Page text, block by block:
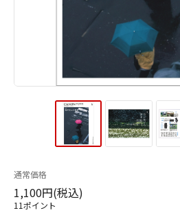
通常価格
1,100円(税込)
11ポイント